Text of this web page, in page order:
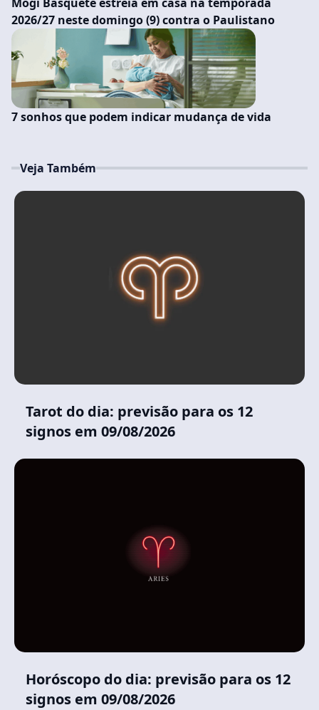
2026/27 neste domingo (9) contra o Paulistano
7 sonhos que podem indicar mudança de vida
Veja Também
Tarot do dia: previsão para os 12
signos em 09/08/2026
Horóscopo do dia: previsão para os 12
signos em 09/08/2026